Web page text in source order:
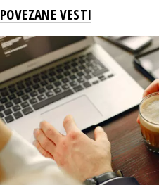
POVEZANE VESTI